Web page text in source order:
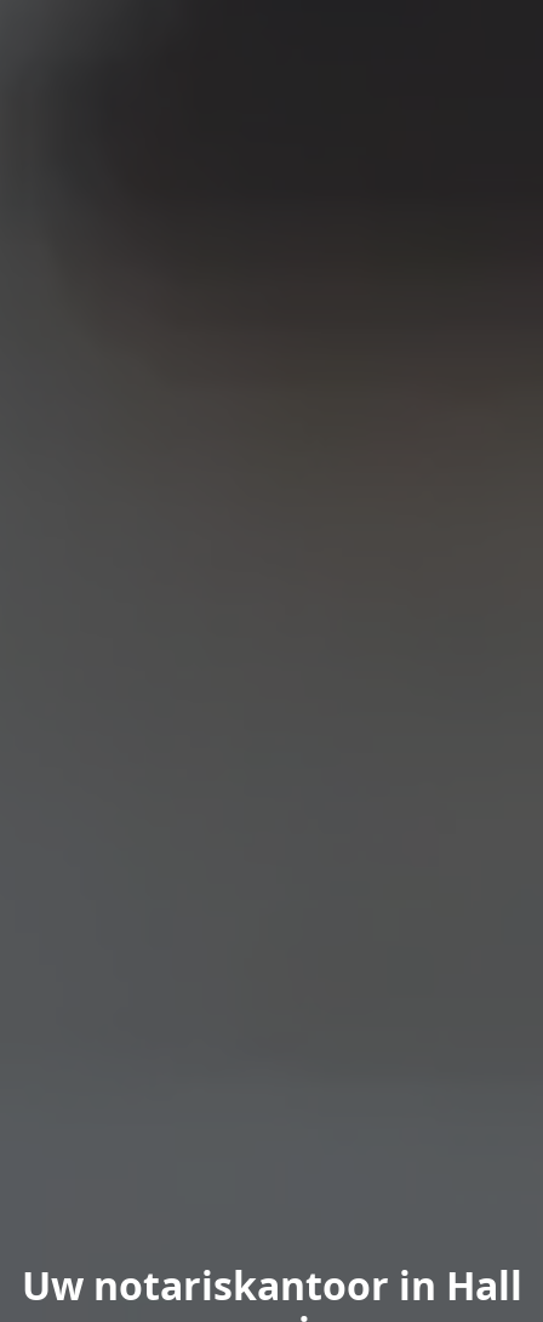
Uw notariskantoor in Hall